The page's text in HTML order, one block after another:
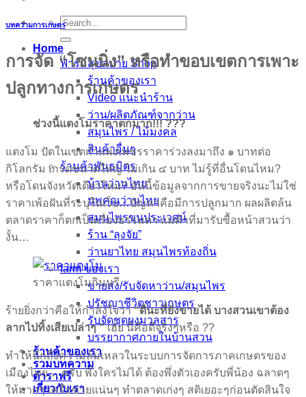
Search
for:
Home
ฟาร์มสุขสบาย Shop
ร้านค้าของเรา
Video แนะนำร้าน
ว่าน/ผลิตภัณฑ์จากว่าน
สมุนไพร / ไม้มงคล
สินค้าอื่นๆ
ร้านค้าพันธมิตร
บ้านว่านไทย
นพคุณว่านไทย
สมุนไพรขุนประเวศน์
ร้าน “ลุงจัย”
ว่านยาไทย สมุนไพรท้องถิ่น
farm ของเรา
ขายส่ง/รับจัดหาว่าน/สมุนไพร
ปรัชญาชีวิตชาวเกษตร
รับจัดชุดผงมวลสาร
บรรยากาศภายในบ้านสวน
ร้านค้าของเรา
รวมบทความ
ตำราฟรี
เกี่ยวกับเรา
บทความการเกษตร
การจัด “โซนนิ่ง” หรือทำขอบเขตการเพาะ
ปลูกทางการเกษตร
ช่วงนี้แตงโมราคาตกมาก!!!???
แตงโม ปัดในเขตกำแพงเพชรราคาร่วงลงมาถึง ๑ บาทต่อ
กิโลกรัม เกรดขนาดใหญ่ ไม่เกิน ๔ บาท ไม่รู้ที่อื่นโดนไหม?
หรือโดนจังหวัดเดียวไหม? อันนี้ข้อมูลจากการขายจริงนะไม่ใช่
ราคาเพ้อฝันที่ระบุในเว็บ…ปัญหาคือมีการปลูกมาก ผลผลิตล้น
ตลาดราคาก็ตกเป็นเรื่องธรรมดา แม่ค้าที่มารับซื้อหน้าสวนว่า
งั้น…
ราคาแตงโมกินนรี
ร้ายยิ่งกว่าคือให้กำลังใจว่า“ดีนะที่ยังขายได้ บางสวนเขาต้อง
ลากไปทิ้งเสียเปล่าๆ ”เฮ้ย นี่คือดีจริงๆหรือ ??
ทำให้นึกถึงความล้มเหลวในระบบการจัดการภาคเกษตรของ
เมืองไทย… ครับ พึ่งใครไม่ได้ ต้องพึ่งตัวเองครับพี่น้อง ฉลาดๆ
ให้มากๆ เครือข่ายแน่นๆ ทำตลาดเก่งๆ สติเยอะๆก่อนตัดสินใจ